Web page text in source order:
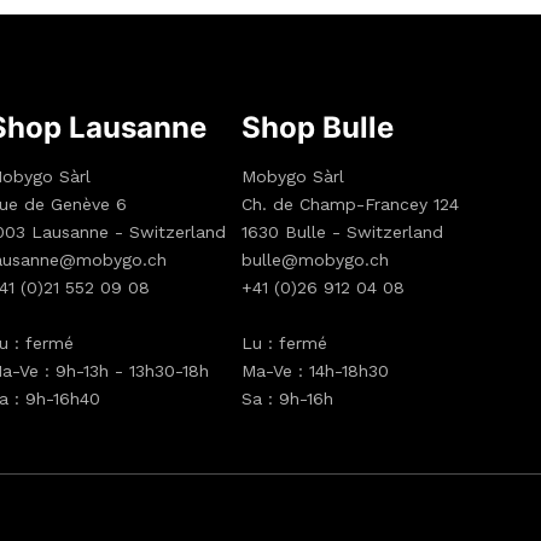
Lausanne
Sàrl
de Genève 6
Lausanne - Switzerland
(0)21 552 09 08
: fermé
Ve : 9h-13h - 13h30-18h
: 9h-16h40
Shop Bulle
Mobygo Sàrl
Ch. de Champ-Francey 124
1630 Bulle - Switzerland
bulle@mobygo.ch
+41 (0)26 912 04 08
Lu : fermé
Ma-Ve : 14h-18h30
Sa : 9h-16h